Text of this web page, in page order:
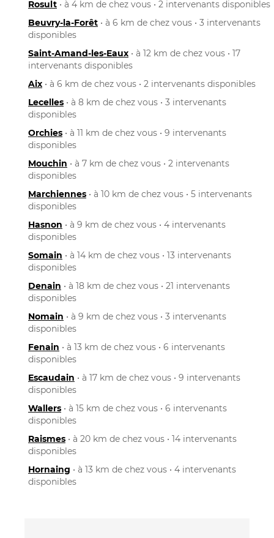
Rosult • à 4 km de chez vous • 2 intervenants disponibles
Beuvry-la-Forêt • à 6 km de chez vous • 3 intervenants
disponibles
Saint-Amand-les-Eaux • à 12 km de chez vous • 17
intervenants disponibles
Aix • à 6 km de chez vous • 2 intervenants disponibles
Lecelles • à 8 km de chez vous • 3 intervenants
disponibles
Orchies • à 11 km de chez vous • 9 intervenants
disponibles
Mouchin • à 7 km de chez vous • 2 intervenants
disponibles
Marchiennes • à 10 km de chez vous • 5 intervenants
disponibles
Hasnon • à 9 km de chez vous • 4 intervenants
disponibles
Somain • à 14 km de chez vous • 13 intervenants
disponibles
Denain • à 18 km de chez vous • 21 intervenants
disponibles
Nomain • à 9 km de chez vous • 3 intervenants
disponibles
Fenain • à 13 km de chez vous • 6 intervenants
disponibles
Escaudain • à 17 km de chez vous • 9 intervenants
disponibles
Wallers • à 15 km de chez vous • 6 intervenants
disponibles
Raismes • à 20 km de chez vous • 14 intervenants
disponibles
Hornaing • à 13 km de chez vous • 4 intervenants
disponibles